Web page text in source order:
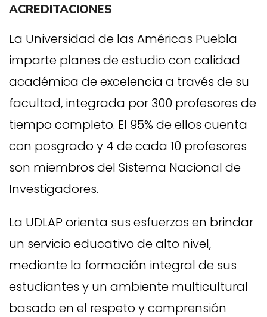
ACREDITACIONES
La Universidad de las Américas Puebla
imparte planes de estudio con calidad
académica de excelencia a través de su
facultad, integrada por 300 profesores de
tiempo completo. El 95% de ellos cuenta
con posgrado y 4 de cada 10 profesores
son miembros del Sistema Nacional de
Investigadores.
La UDLAP orienta sus esfuerzos en brindar
un servicio educativo de alto nivel,
mediante la formación integral de sus
estudiantes y un ambiente multicultural
basado en el respeto y comprensión